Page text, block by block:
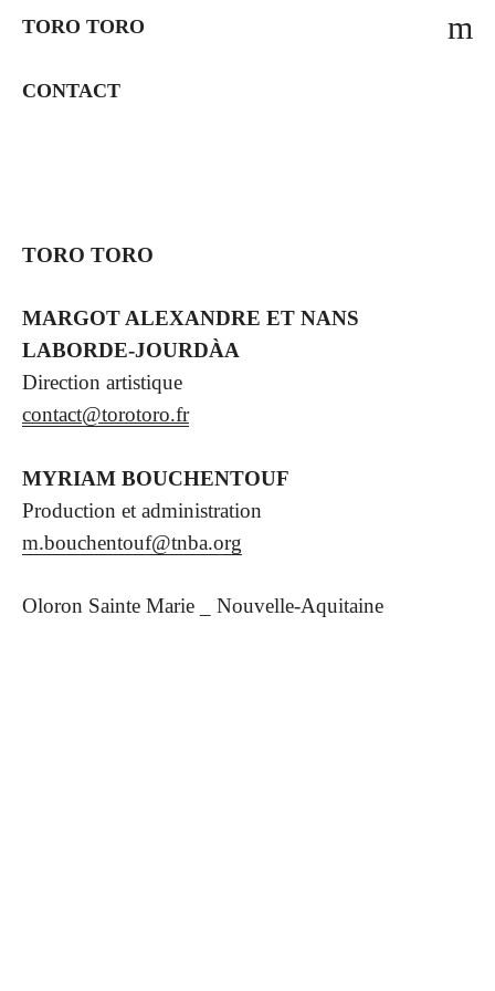
TORO TORO m
CONTACT
TORO TORO
MARGOT ALEXANDRE ET NANS
LABORDE-JOURDÀA
Direction artistique
contact@torotoro.fr
MYRIAM BOUCHENTOUF
Production et administration
m.bouchentouf@tnba.org
Oloron Sainte Marie _ Nouvelle-Aquitaine